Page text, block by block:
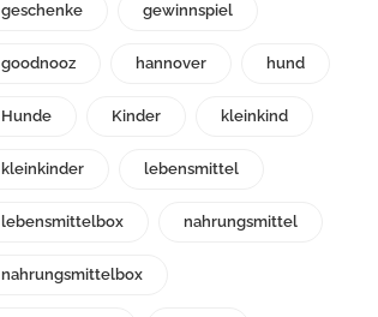
geschenke gewinnspiel
goodnooz hannover hund
Hunde Kinder kleinkind
kleinkinder lebensmittel
lebensmittelbox nahrungsmittel
nahrungsmittelbox